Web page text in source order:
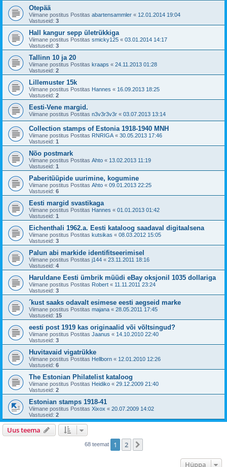
Otepää
Viimane postitus Postitas abartensammler « 12.01.2014 19:04
Vastuseid: 3
Hall kangur sepp ületrükkiga
Viimane postitus Postitas smicky125 « 03.01.2014 14:17
Vastuseid: 3
Tallinn 10 ja 20
Viimane postitus Postitas kraaps « 24.11.2013 01:28
Vastuseid: 2
Lillemuster 15k
Viimane postitus Postitas Hannes « 16.09.2013 18:25
Vastuseid: 2
Eesti-Vene margid.
Viimane postitus Postitas n3v3r3v3r « 03.07.2013 13:14
Collection stamps of Estonia 1918-1940 MNH
Viimane postitus Postitas RNRIGA « 30.05.2013 17:46
Vastuseid: 1
Nõo postmark
Viimane postitus Postitas Ahto « 13.02.2013 11:19
Vastuseid: 1
Paberitüüpide uurimine, kogumine
Viimane postitus Postitas Ahto « 09.01.2013 22:25
Vastuseid: 6
Eesti margid svastikaga
Viimane postitus Postitas Hannes « 01.01.2013 01:42
Vastuseid: 1
Eichenthali 1962.a. Eesti kataloog saadaval digitaalsena
Viimane postitus Postitas kutsikas « 08.03.2012 15:05
Vastuseid: 3
Palun abi markide identifitseerimisel
Viimane postitus Postitas j144 « 23.11.2011 18:16
Vastuseid: 4
Haruldane Eesti ümbrik müüdi eBay oksjonil 1035 dollariga
Viimane postitus Postitas Robert « 11.11.2011 23:24
Vastuseid: 3
´kust saaks odavalt esimese eesti aegseid marke
Viimane postitus Postitas majana « 28.05.2011 17:45
Vastuseid: 15
eesti post 1919 kas originaalid või võltsingud?
Viimane postitus Postitas Jaanus « 14.10.2010 22:40
Vastuseid: 3
Huvitavaid vigatrükke
Viimane postitus Postitas Hellborn « 12.01.2010 12:26
Vastuseid: 6
The Estonian Philatelist kataloog
Viimane postitus Postitas Heidiko « 29.12.2009 21:40
Vastuseid: 2
Estonian stamps 1918-41
Viimane postitus Postitas Xixox « 20.07.2009 14:02
Vastuseid: 2
Uus teema
68 teemat 1 2
Hüppa